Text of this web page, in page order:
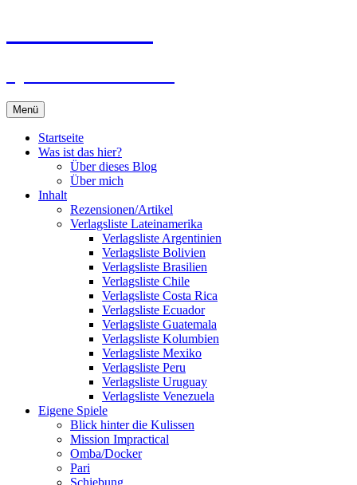
Menü
Startseite
Was ist das hier?
Über dieses Blog
Über mich
Inhalt
Rezensionen/Artikel
Verlagsliste Lateinamerika
Verlagsliste Argentinien
Verlagsliste Bolivien
Verlagsliste Brasilien
Verlagsliste Chile
Verlagsliste Costa Rica
Verlagsliste Ecuador
Verlagsliste Guatemala
Verlagsliste Kolumbien
Verlagsliste Mexiko
Verlagsliste Peru
Verlagsliste Uruguay
Verlagsliste Venezuela
Eigene Spiele
Blick hinter die Kulissen
Mission Impractical
Omba/Docker
Pari
Schiebung